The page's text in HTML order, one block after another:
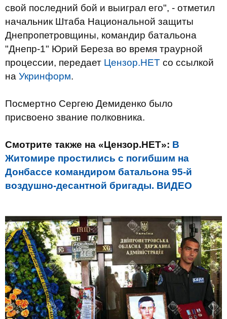
свой последний бой и выиграл его", - отметил
начальник Штаба Национальной защиты
Днепропетровщины, командир батальона
"Днепр-1" Юрий Береза во время траурной
процессии, передает Цензор.НЕТ со ссылкой
на Укринформ.
Посмертно Сергею Демиденко было
присвоено звание полковника.
Смотрите также на «Цензор.НЕТ»: В
Житомире простились с погибшим на
Донбассе командиром батальона 95-й
воздушно-десантной бригады. ВИДЕО